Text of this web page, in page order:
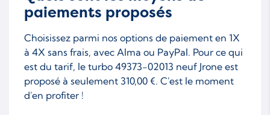
paiements proposés
Choisissez parmi nos options de paiement en 1X
à 4X sans frais, avec Alma ou PayPal. Pour ce qui
est du tarif, le turbo 49373-02013 neuf Jrone est
proposé à seulement 310,00 €. C'est le moment
d'en profiter !